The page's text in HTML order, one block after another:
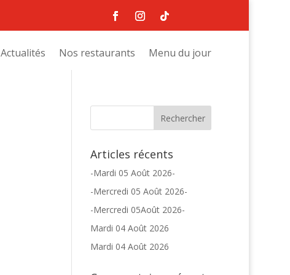
Actualités Nos restaurants Menu du jour
Articles récents
-Mardi 05 Août 2026-
-Mercredi 05 Août 2026-
-Mercredi 05Août 2026-
Mardi 04 Août 2026
Mardi 04 Août 2026